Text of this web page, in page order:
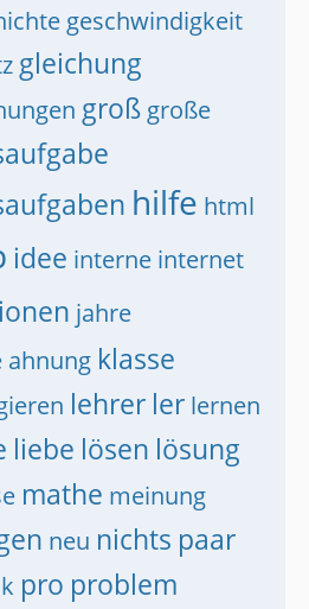
geschwindigkeit
gleichung
groß große
hilfe html
idee interne internet
ionen jahre
ahnung klasse
lehrer ler lernen
liebe lösen lösung
mathe meinung
neu nichts paar
pro problem